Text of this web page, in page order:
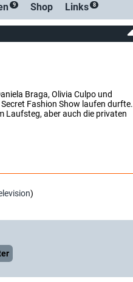
9 Shop Links 8
Braga, Olivia Culpo und
Fashion Show laufen durfte.
Laufsteg, aber auch die privaten
)